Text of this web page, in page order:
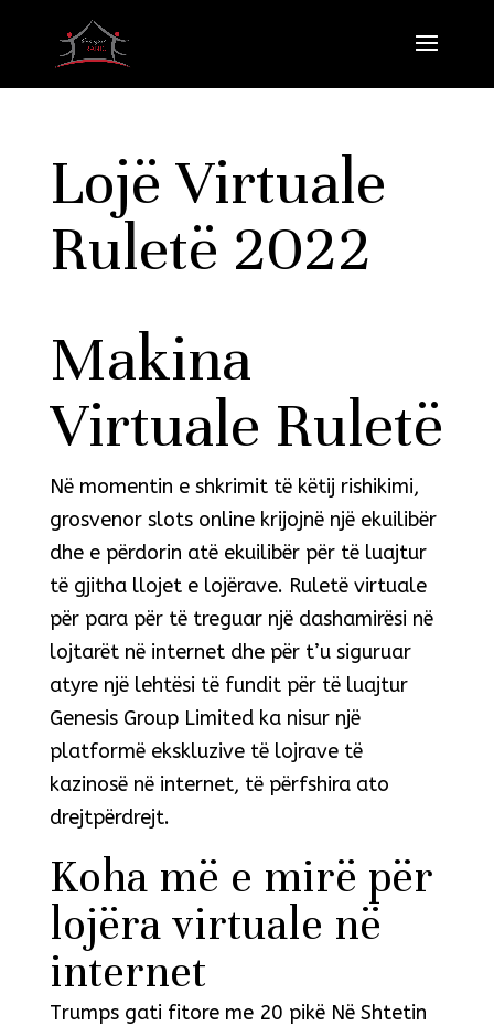
Lojë Virtuale
Ruletë 2022
Makina
Virtuale Ruletë
Në momentin e shkrimit të këtij rishikimi,
grosvenor slots online krijojnë një ekuilibër
dhe e përdorin atë ekuilibër për të luajtur
të gjitha llojet e lojërave. Ruletë virtuale
për para për të treguar një dashamirësi në
lojtarët në internet dhe për t’u siguruar
atyre një lehtësi të fundit për të luajtur
Genesis Group Limited ka nisur një
platformë ekskluzive të lojrave të
kazinosë në internet, të përfshira ato
drejtpërdrejt.
Koha më e mirë për
lojëra virtuale në
internet
Trumps gati fitore me 20 pikë Në Shtetin